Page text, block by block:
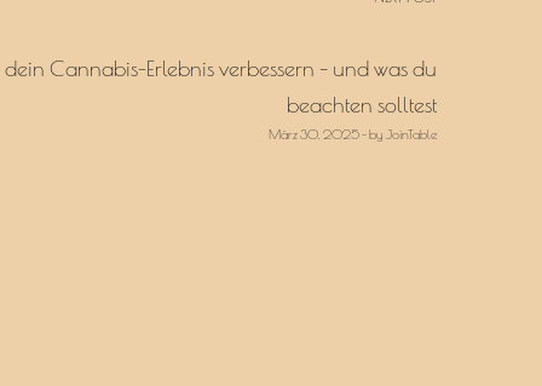
Cannabis-Erlebnis verbessern – und was du
beachten solltest
März 30, 2025 - by JoinTable